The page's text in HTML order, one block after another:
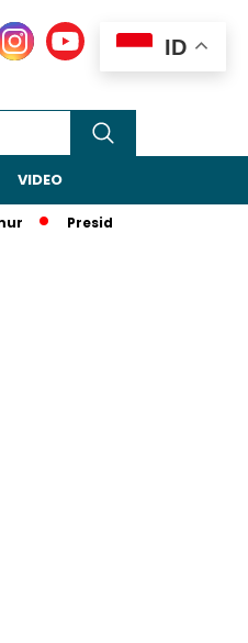
VIDEO
Presiden Prabowo Subianto
ID